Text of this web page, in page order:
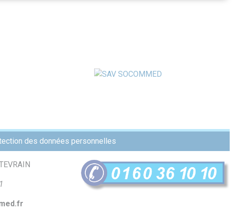
des données personnelles
1
fr